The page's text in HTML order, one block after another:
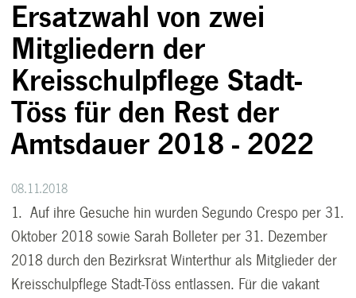
Ersatzwahl von zwei
Mitgliedern der
Kreisschulpflege Stadt-
Töss für den Rest der
Amtsdauer 2018 - 2022
08.11.2018
1. Auf ihre Gesuche hin wurden Segundo Crespo per 31.
Oktober 2018 sowie Sarah Bolleter per 31. Dezember
2018 durch den Bezirksrat Winterthur als Mitglieder der
Kreisschulpflege Stadt-Töss entlassen. Für die vakant